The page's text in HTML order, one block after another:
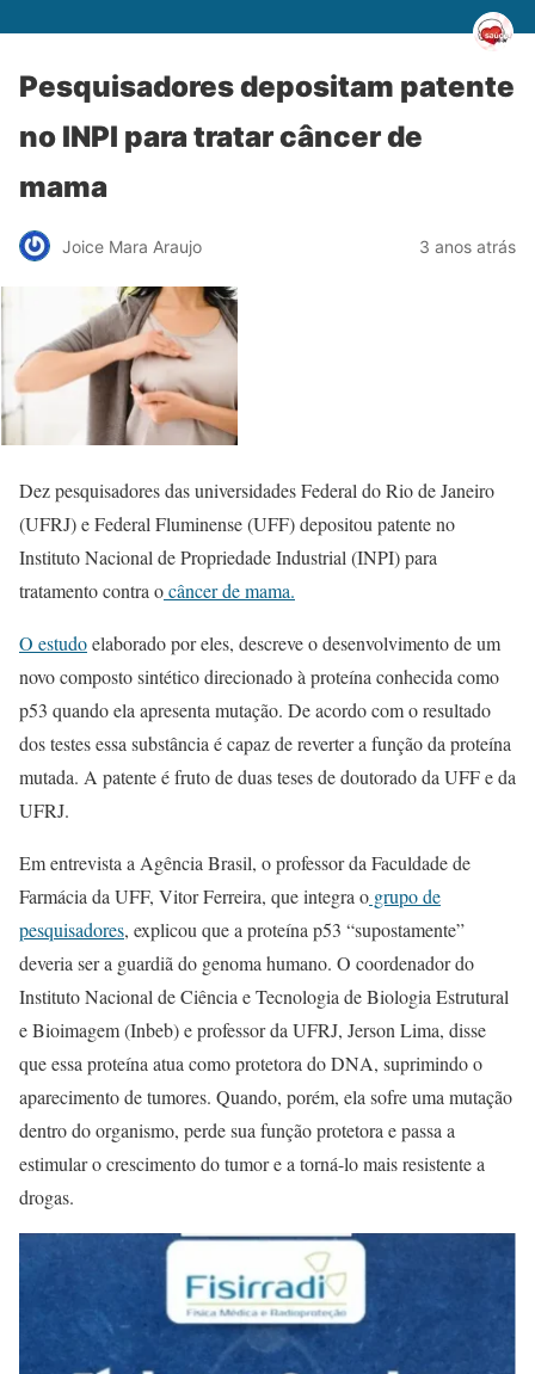
Pesquisadores depositam patente
no INPI para tratar câncer de
mama
Joice Mara Araujo 3 anos atrás
Dez pesquisadores das universidades Federal do Rio de Janeiro
(UFRJ) e Federal Fluminense (UFF) depositou patente no
Instituto Nacional de Propriedade Industrial (INPI) para
tratamento contra ocâncer de mama.
O estudoelaborado por eles, descreve o desenvolvimento de um
novo composto sintético direcionado à proteína conhecida como
p53 quando ela apresenta mutação. De acordo com o resultado
dos testes essa substância é capaz de reverter a função da proteína
mutada. A patente é fruto de duas teses de doutorado da UFF e da
UFRJ.
Em entrevista a Agência Brasil, o professor da Faculdade de
Farmácia da UFF, Vitor Ferreira, que integra o grupo de
pesquisadores, explicou que a proteína p53 “supostamente”
deveria ser a guardiã do genoma humano. O coordenador do
Instituto Nacional de Ciência e Tecnologia de Biologia Estrutural
e Bioimagem (Inbeb) e professor da UFRJ, Jerson Lima, disse
que essa proteína atua como protetora do DNA, suprimindo o
aparecimento de tumores. Quando, porém, ela sofre uma mutação
dentro do organismo, perde sua função protetora e passa a
estimular o crescimento do tumor e a torná-lo mais resistente a
drogas.